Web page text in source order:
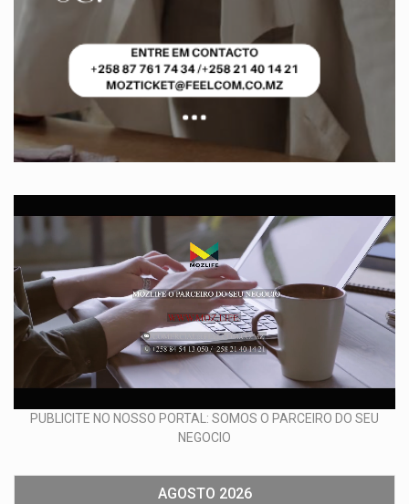
PUBLICITE NO NOSSO PORTAL: SOMOS O PARCEIRO DO SEU
NEGOCIO
AGOSTO 2026